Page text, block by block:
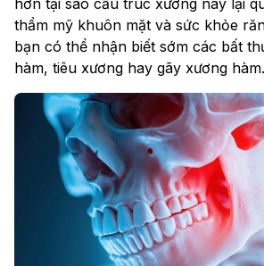
hơn tại sao cấu trúc xương này lại
thẩm mỹ khuôn mặt và sức khỏe
bạn có thể nhận biết sớm các bất
hàm, tiêu xương hay gãy xương hàm.